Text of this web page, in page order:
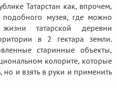
Татарстан как, впрочем,
музея, где можно
татарской деревни
в 2 гектара земли.
старинные объекты,
колорите, которые
и взять в руки и применить